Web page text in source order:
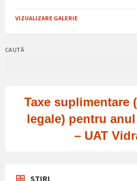
VIZUALIZARE GALERIE
CAUTĂ
Taxe suplimentare
legale) pentru
– UAT
STIRI